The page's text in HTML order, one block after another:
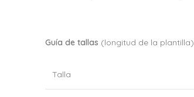
Guía de tallas (longitud de la plantilla)
Talla